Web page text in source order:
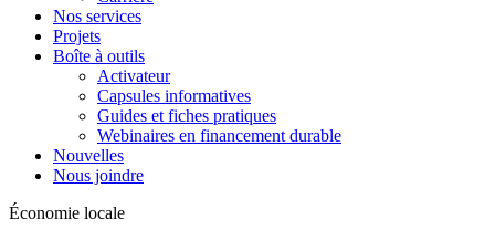
Nos services
Projets
Boîte à outils
Activateur
Capsules informatives
Guides et fiches pratiques
Webinaires en financement durable
Nouvelles
Nous joindre
Économie locale